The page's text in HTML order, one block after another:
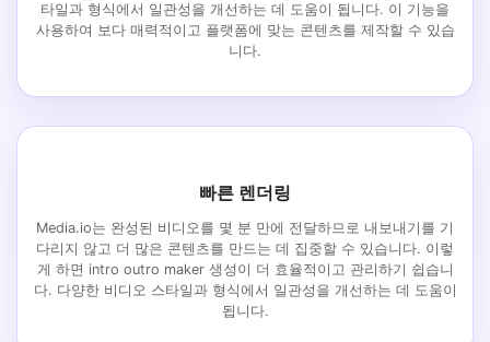
타일과 형식에서 일관성을 개선하는 데 도움이 됩니다. 이 기능을
사용하여 보다 매력적이고 플랫폼에 맞는 콘텐츠를 제작할 수 있습
니다.
빠른 렌더링
Media.io는 완성된 비디오를 몇 분 만에 전달하므로 내보내기를 기
다리지 않고 더 많은 콘텐츠를 만드는 데 집중할 수 있습니다. 이렇
게 하면 intro outro maker 생성이 더 효율적이고 관리하기 쉽습니
다. 다양한 비디오 스타일과 형식에서 일관성을 개선하는 데 도움이
됩니다.